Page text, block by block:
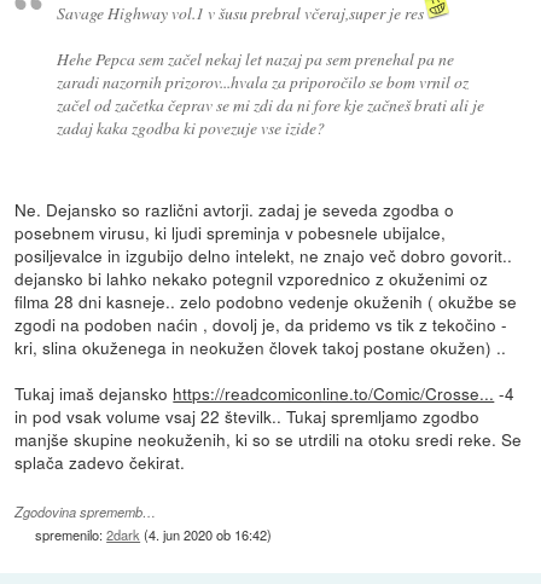
Savage Highway vol.1 v šusu prebral včeraj,super je res
Hehe Pepca sem začel nekaj let nazaj pa sem prenehal pa ne
zaradi nazornih prizorov...hvala za priporočilo se bom vrnil oz
začel od začetka čeprav se mi zdi da ni fore kje začneš brati ali je
zadaj kaka zgodba ki povezuje vse izide?
Ne. Dejansko so različni avtorji. zadaj je seveda zgodba o
posebnem virusu, ki ljudi spreminja v pobesnele ubijalce,
posiljevalce in izgubijo delno intelekt, ne znajo več dobro govorit..
dejansko bi lahko nekako potegnil vzporednico z okuženimi oz
filma 28 dni kasneje.. zelo podobno vedenje okuženih ( okužbe se
zgodi na podoben naćin , dovolj je, da pridemo vs tik z tekočino -
kri, slina okuženega in neokužen človek takoj postane okužen) ..
Tukaj imaš dejansko https://readcomiconline.to/Comic/Crosse... -4
in pod vsak volume vsaj 22 številk.. Tukaj spremljamo zgodbo
manjše skupine neokuženih, ki so se utrdili na otoku sredi reke. Se
splača zadevo čekirat.
Zgodovina sprememb…
spremenilo:2dark(4. jun 2020 ob 16:42)